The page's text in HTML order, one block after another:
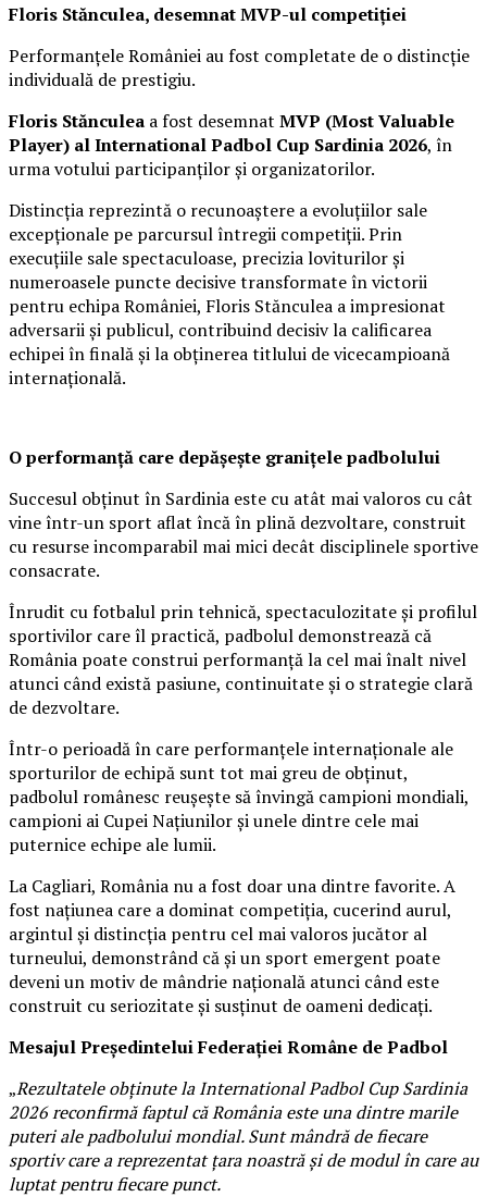
Floris Stănculea, desemnat MVP-ul competiției
Performanțele României au fost completate de o distincție
individuală de prestigiu.
Floris Stănculea a fost desemnat MVP (Most Valuable
Player) al International Padbol Cup Sardinia 2026, în
urma votului participanților și organizatorilor.
Distincția reprezintă o recunoaștere a evoluțiilor sale
excepționale pe parcursul întregii competiții. Prin
execuțiile sale spectaculoase, precizia loviturilor și
numeroasele puncte decisive transformate în victorii
pentru echipa României, Floris Stănculea a impresionat
adversarii și publicul, contribuind decisiv la calificarea
echipei în finală și la obținerea titlului de vicecampioană
internațională.
O performanță care depășește granițele padbolului
Succesul obținut în Sardinia este cu atât mai valoros cu cât
vine într-un sport aflat încă în plină dezvoltare, construit
cu resurse incomparabil mai mici decât disciplinele sportive
consacrate.
Înrudit cu fotbalul prin tehnică, spectaculozitate și profilul
sportivilor care îl practică, padbolul demonstrează că
România poate construi performanță la cel mai înalt nivel
atunci când există pasiune, continuitate și o strategie clară
de dezvoltare.
Într-o perioadă în care performanțele internaționale ale
sporturilor de echipă sunt tot mai greu de obținut,
padbolul românesc reușește să învingă campioni mondiali,
campioni ai Cupei Națiunilor și unele dintre cele mai
puternice echipe ale lumii.
La Cagliari, România nu a fost doar una dintre favorite. A
fost națiunea care a dominat competiția, cucerind aurul,
argintul și distincția pentru cel mai valoros jucător al
turneului, demonstrând că și un sport emergent poate
deveni un motiv de mândrie națională atunci când este
construit cu seriozitate și susținut de oameni dedicați.
Mesajul Președintelui Federației Române de Padbol
„Rezultatele obținute la International Padbol Cup Sardinia
2026 reconfirmă faptul că România este una dintre marile
puteri ale padbolului mondial. Sunt mândră de fiecare
sportiv care a reprezentat țara noastră și de modul în care au
luptat pentru fiecare punct.